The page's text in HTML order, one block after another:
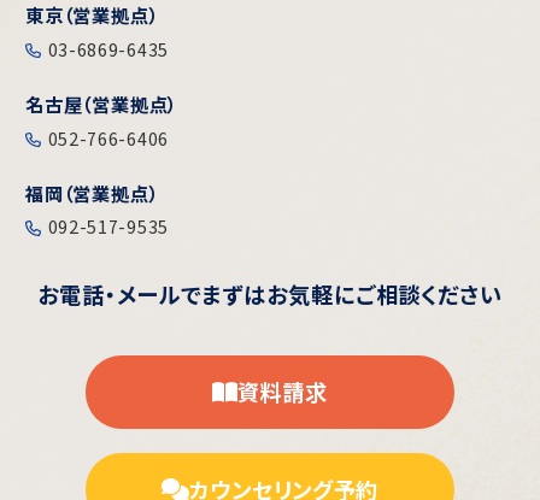
東京（営業拠点）
03-6869-6435
名古屋（営業拠点）
052-766-6406
福岡（営業拠点）
092-517-9535
お電話・メールでまずはお気軽にご相談ください
資料請求
カウンセリング予約